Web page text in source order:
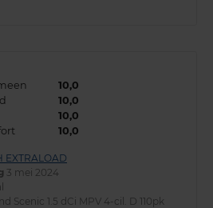
10,0
10,0
10,0
10,0
EXTRALOAD
3 mei 2024
Scenic 1.5 dCi MPV 4-cil. D 110pk